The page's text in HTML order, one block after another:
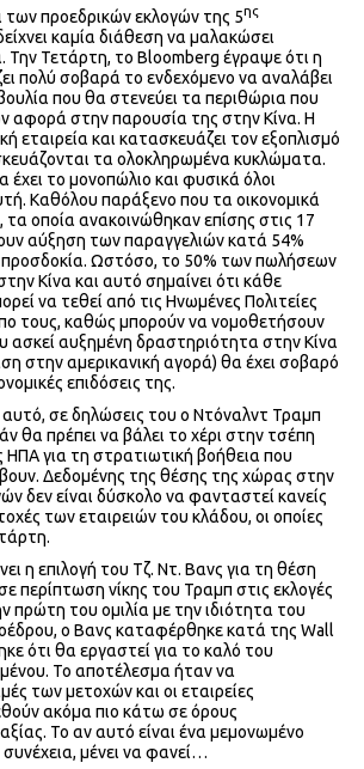
των προεδρικών εκλογών της 5ης
καμία διάθεση να μαλακώσει
Την Τετάρτη, το Bloomberg έγραψε ότι η
πολύ σοβαρά το ενδεχόμενο να αναλάβει
που θα στενεύει τα περιθώρια που
αφορά στην παρουσία της στην Κίνα. H
εταιρεία και κατασκευάζει τον εξοπλισμό
τα ολοκληρωμένα κυκλώματα.
έχει το μονοπώλιο και φυσικά όλοι
Καθόλου παράξενο που τα οικονομικά
οποία ανακοινώθηκαν επίσης στις 17
αύξηση των παραγγελιών κατά 54%
Ωστόσο, το 50% των πωλήσεων
Κίνα και αυτό σημαίνει ότι κάθε
να τεθεί από τις Ηνωμένες Πολιτείες
τους, καθώς μπορούν να νομοθετήσουν
ασκεί αυξημένη δραστηριότητα στην Κίνα
στην αμερικανική αγορά) θα έχει σοβαρό
επιδόσεις της.
σε δηλώσεις του ο Ντόναλντ Τραμπ
θα πρέπει να βάλει το χέρι στην τσέπη
ΗΠΑ για τη στρατιωτική βοήθεια που
Δεδομένης της θέσης της χώρας στην
δεν είναι δύσκολο να φανταστεί κανείς
των εταιρειών του κλάδου, οι οποίες
η επιλογή του Τζ. Ντ. Βανς για τη θέση
περίπτωση νίκης του Τραμπ στις εκλογές
πρώτη του ομιλία με την ιδιότητα του
ο Βανς καταφέρθηκε κατά της Wall
ότι θα εργαστεί για το καλό του
Το αποτέλεσμα ήταν να
των μετοχών και οι εταιρείες
ακόμα πιο κάτω σε όρους
Το αν αυτό είναι ένα μεμονωμένο
συνέχεια, μένει να φανεί…